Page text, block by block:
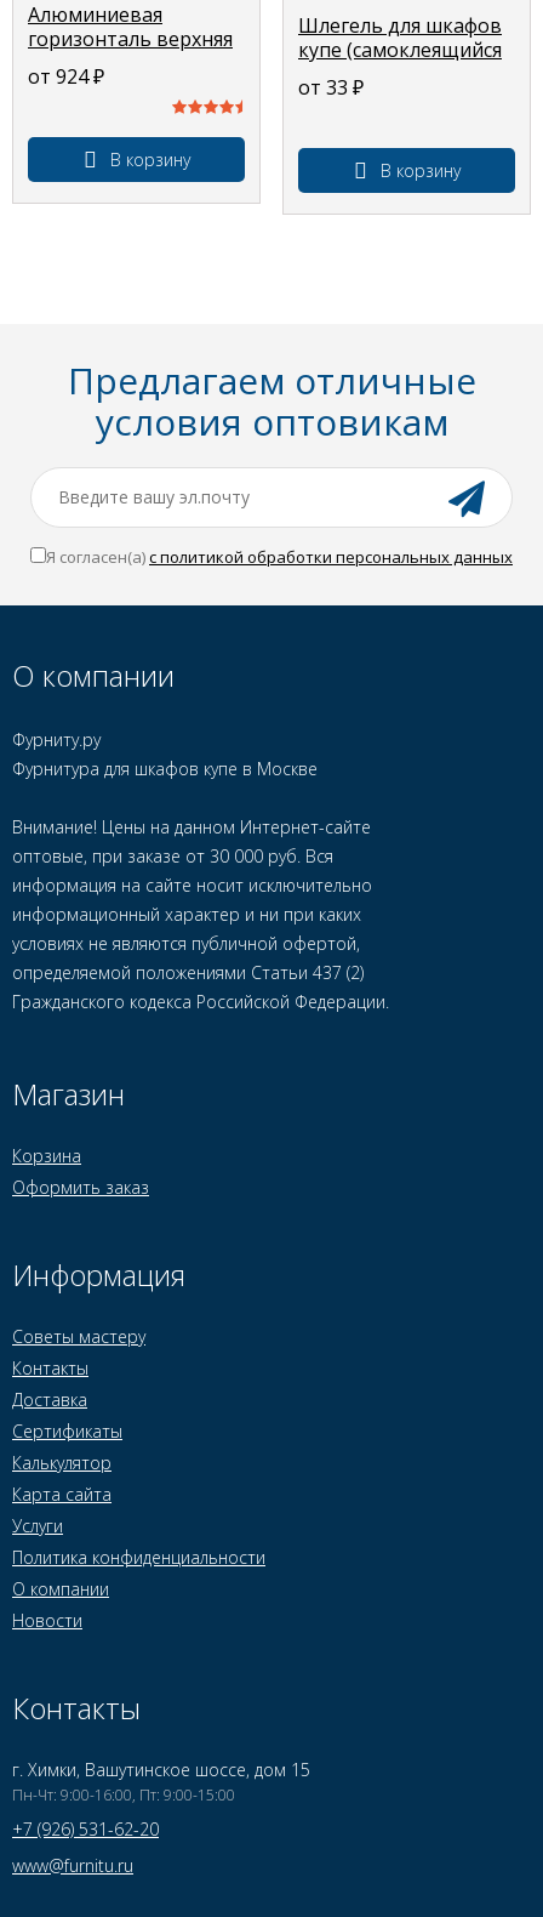
Алюминиевая
горизонталь верхняя
«3394», профиль для
шкафов купе 3м
от 924₽
В корзину
Шлегель для шкафов
купе (самоклеящийся
щёточный
уплотнитель)
от 33 ₽
В корзину
Предлагаем отличные
условия оптовикам
Я согласен(a)с политикой обработки персональных данных
О компании
Фурниту.ру
Фурнитура для шкафов купе в Москве
Внимание! Цены на данном Интернет-сайте
оптовые, при заказе от 30 000 руб. Вся
информация на сайте носит исключительно
информационный характер и ни при каких
условиях не являются публичной офертой,
определяемой положениями Статьи 437 (2)
Гражданского кодекса Российской Федерации.
Магазин
Корзина
Оформить заказ
Информация
Советы мастеру
Контакты
Доставка
Сертификаты
Калькулятор
Карта сайта
Услуги
Политика конфиденциальности
О компании
Новости
Контакты
г. Химки, Вашутинское шоссе, дом 15
Пн-Чт: 9:00-16:00, Пт: 9:00-15:00
+7 (926) 531-62-20
www@furnitu.ru